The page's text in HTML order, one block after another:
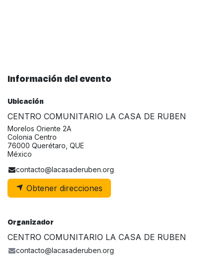
Información del evento
Ubicación
CENTRO COMUNITARIO LA CASA DE RUBEN
Morelos Oriente 2A
Colonia Centro
76000 Querétaro, QUE
México
contacto@lacasaderuben.org
Obtener direcciones
Organizador
CENTRO COMUNITARIO LA CASA DE RUBEN
contacto@lacasaderuben.org